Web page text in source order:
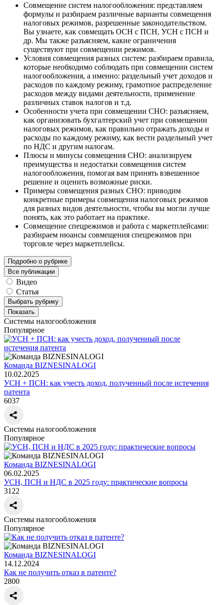
Совмещение систем налогообложения: представляем
формулы и разбираем различные варианты совмещения
налоговых режимов, разрешенные законодательством.
Вы узнаете, как совмещать ОСН с ПСН, УСН с ПСН и
др. Мы также разъясняем, какие ограничения
существуют при совмещении режимов.
Условия совмещения разных систем: разбираем правила,
которые необходимо соблюдать при совмещении систем
налогообложения, а именно: раздельный учет доходов и
расходов по каждому режиму, грамотное распределение
расходов между видами деятельности, применение
различных ставок налогов и т.д.
Особенности учета при совмещении СНО: разъясняем,
как организовать бухгалтерский учет при совмещении
налоговых режимов, как правильно отражать доходы и
расходы по каждому режиму, как вести раздельный учет
по НДС и другим налогам.
Плюсы и минусы совмещения СНО: анализируем
преимущества и недостатки совмещения систем
налогообложения, помогая вам принять взвешенное
решение и оценить возможные риски.
Примеры совмещения разных СНО: приводим
конкретные примеры совмещения налоговых режимов
для разных видов деятельности, чтобы вы могли лучше
понять, как это работает на практике.
Совмещение спецрежимов и работа с маркетплейсами:
разбираем нюансы совмещения спецрежимов при
торговле через маркетплейсы.
Подробно о рубрике
Все публикации
Видео
Статья
Выбрать рубрику
Показать
Системы налогообложения
Популярное
Команда BIZNESINALOGI
10.02.2025
УСН + ПСН: как учесть доход, полученный после истечения
патента
6037
Системы налогообложения
Популярное
Команда BIZNESINALOGI
06.02.2025
УСН, ПСН и НДС в 2025 году: практические вопросы
3122
Системы налогообложения
Популярное
Команда BIZNESINALOGI
14.12.2024
Как не получить отказ в патенте?
2800